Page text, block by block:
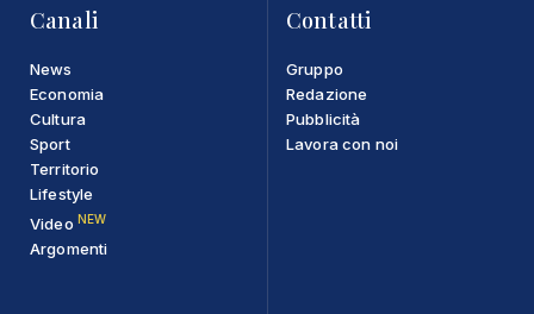
Canali
News
Economia
Cultura
Sport
Territorio
Lifestyle
Video NEW
Argomenti
Contatti
Gruppo
Redazione
Pubblicità
Lavora con noi